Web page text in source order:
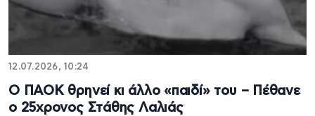
12.07.2026, 10:24
Ο ΠΑΟΚ θρηνεί κι άλλο «παιδί» του – Πέθανε
ο 25χρονος Στάθης Λαλιάς